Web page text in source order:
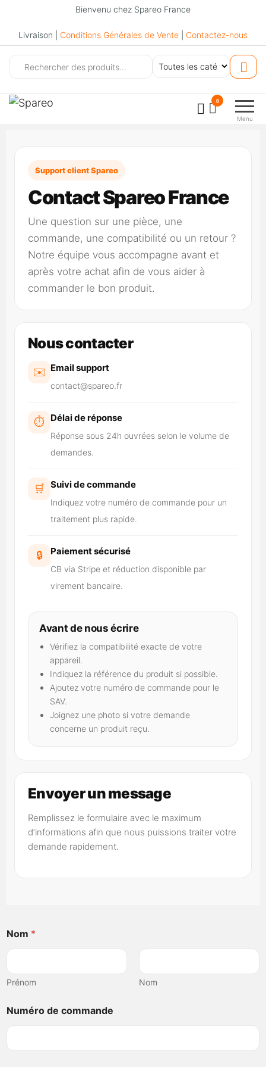
Bienvenu chez Spareo France
Livraison | Conditions Générales de Vente Contactez-nous
Menu
0
Support client Spareo
Contact Spareo France
Une question sur une pièce, une
commande, une compatibilité ou un retour ?
Notre équipe vous accompagne avant et
après votre achat afin de vous aider à
commander le bon produit.
Nous contacter
✉️ Email support
contact@spareo.fr
⏱️ Délai de réponse
Réponse sous 24h ouvrées selon le volume de
demandes.
🛒 Suivi de commande
Indiquez votre numéro de commande pour un
traitement plus rapide.
🔒 Paiement sécurisé
CB via Stripe et réduction disponible par
virement bancaire.
Avant de nous écrire
Vérifiez la compatibilité exacte de votre
appareil.
Indiquez la référence du produit si possible.
Ajoutez votre numéro de commande pour le
SAV.
Joignez une photo si votre demande
concerne un produit reçu.
Envoyer un message
Remplissez le formulaire avec le maximum
d’informations afin que nous puissions traiter votre
demande rapidement.
Nom *
Prénom Nom
Numéro de commande